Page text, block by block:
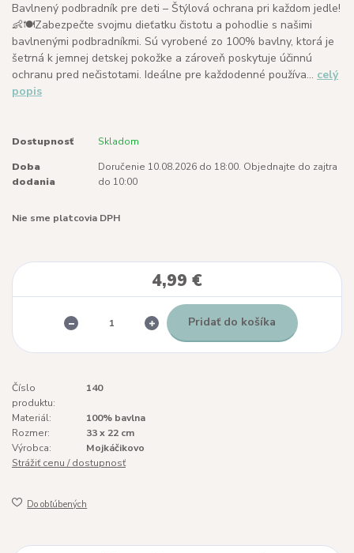
Bavlnený podbradník pre deti – Štýlová ochrana pri každom jedle!
👶🍽️Zabezpečte svojmu dieťatku čistotu a pohodlie s našimi
bavlnenými podbradníkmi. Sú vyrobené zo 100% bavlny, ktorá je
šetrná k jemnej detskej pokožke a zároveň poskytuje účinnú
ochranu pred nečistotami. Ideálne pre každodenné používa... celý
popis
Dostupnosť Skladom
Doba
dodania
Doručenie 10.08.2026 do 18:00. Objednajte do zajtra
do 10:00
Nie sme platcovia DPH
4,99 €
Pridať do košíka
Číslo
produktu:
140
Materiál:
100% bavlna
Rozmer:
33 x 22 cm
Výrobca:
Mojkáčikovo
Strážiť cenu / dostupnosť
Do obľúbených